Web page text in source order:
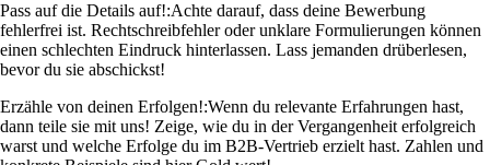
Pass auf die Details auf!:Achte darauf, dass deine Bewerbung
fehlerfrei ist. Rechtschreibfehler oder unklare Formulierungen können
einen schlechten Eindruck hinterlassen. Lass jemanden drüberlesen,
bevor du sie abschickst!
Erzähle von deinen Erfolgen!:Wenn du relevante Erfahrungen hast,
dann teile sie mit uns! Zeige, wie du in der Vergangenheit erfolgreich
warst und welche Erfolge du im B2B-Vertrieb erzielt hast. Zahlen und